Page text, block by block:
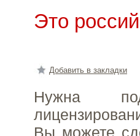
Это
Добавить в закладки
Нужна
Вы можете